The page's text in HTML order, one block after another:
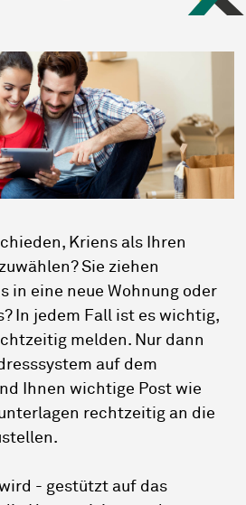
Kriens als Ihren
Sie ziehen
in eine neue Wohnung oder
In jedem Fall ist es wichtig,
melden. Nur dann
auf dem
Ihnen wichtige Post wie
rechtzeitig an die
- gestützt auf das